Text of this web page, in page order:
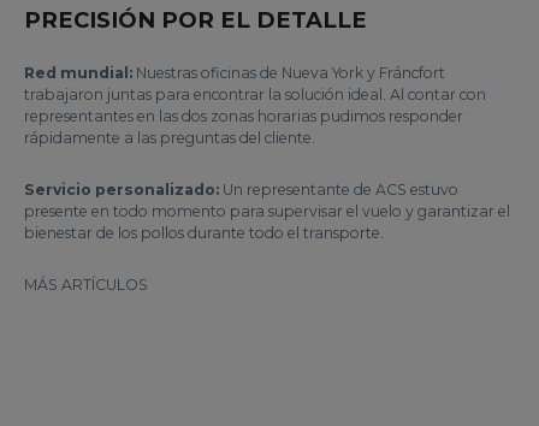
PRECISIÓN POR EL DETALLE
Red mundial: Nuestras oficinas de Nueva York y Fráncfort
trabajaron juntas para encontrar la solución ideal. Al contar con
representantes en las dos zonas horarias pudimos responder
rápidamente a las preguntas del cliente.
Servicio personalizado: Un representante de ACS estuvo
presente en todo momento para supervisar el vuelo y garantizar el
bienestar de los pollos durante todo el transporte.
MÁS ARTÍCULOS